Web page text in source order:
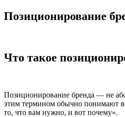
Позиционирование
Что такое
Позиционирование бренда — не
этим термином обычно понимают
то, что вам нужно, и вот почему».